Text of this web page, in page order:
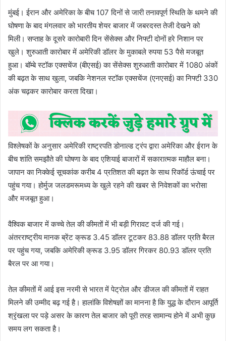
मुंबई। ईरान और अमेरिका के बीच 107 दिनों से जारी तनावपूर्ण स्थिति के थमने की
घोषणा के बाद मंगलवार को भारतीय शेयर बाजार में जबरदस्त तेजी देखने को
मिली। सप्ताह के दूसरे कारोबारी दिन सेंसेक्स और निफ्टी दोनों हरे निशान पर
खुले। शुरुआती कारोबार में अमेरिकी डॉलर के मुकाबले रुपया 53 पैसे मजबूत
हुआ। बॉम्बे स्टॉक एक्सचेंज (बीएसई) का सेंसेक्स शुरुआती कारोबार में 1080 अंकों
की बढ़त के साथ खुला, जबकि नेशनल स्टॉक एक्सचेंज (एनएसई) का निफ्टी 330
अंक चढ़कर कारोबार करता दिखा।
विश्लेषकों के अनुसार अमेरिकी राष्ट्रपति डोनाल्ड ट्रंप द्वारा अमेरिका और ईरान के
बीच शांति समझौते की घोषणा के बाद एशियाई बाजारों में सकारात्मक माहौल बना।
जापान का निक्केई सूचकांक करीब 4 प्रतिशत की बढ़त के साथ रिकॉर्ड ऊंचाई पर
पहुंच गया। होर्मुज जलडमरूमध्य के खुले रहने की खबर से निवेशकों का भरोसा
और मजबूत हुआ।
वैश्विक बाजार में कच्चे तेल की कीमतों में भी बड़ी गिरावट दर्ज की गई।
अंतरराष्ट्रीय मानक ब्रेंट क्रूड 3.45 डॉलर टूटकर 83.88 डॉलर प्रति बैरल
पर पहुंच गया, जबकि अमेरिकी क्रूड 3.95 डॉलर गिरकर 80.93 डॉलर प्रति
बैरल पर आ गया।
तेल कीमतों में आई इस नरमी से भारत में पेट्रोल और डीजल की कीमतों में राहत
मिलने की उम्मीद बढ़ गई है। हालांकि विशेषज्ञों का मानना है कि युद्ध के दौरान आपूर्ति
श्रृंखला पर पड़े असर के कारण तेल बाजार को पूरी तरह सामान्य होने में अभी कुछ
समय लग सकता है।